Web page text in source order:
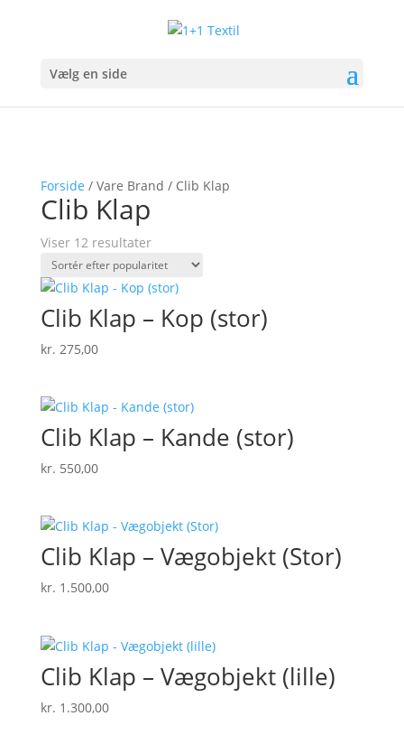
Vælg en side
Forside / Vare Brand / Clib Klap
Clib Klap
Viser 12 resultaterSorteret
efter
popularitet
Clib Klap – Kop (stor)
kr. 275,00
Clib Klap – Kande (stor)
kr. 550,00
Clib Klap – Vægobjekt (Stor)
kr. 1.500,00
Clib Klap – Vægobjekt (lille)
kr. 1.300,00